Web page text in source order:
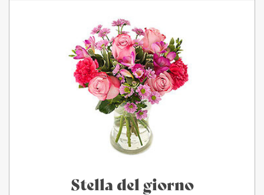
Stella del giorno